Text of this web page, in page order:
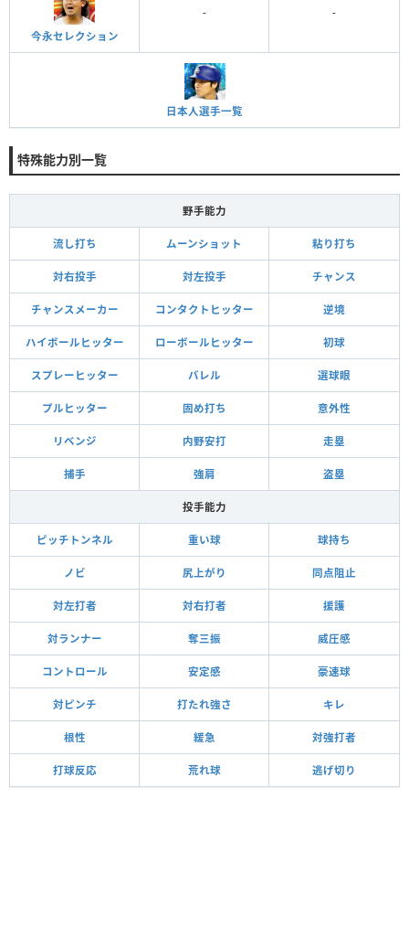
今永セレクション
- -
日本人選手一覧
特殊能力別一覧
野手能力
流し打ち ムーンショット 粘り打ち
対右投手 対左投手 チャンス
チャンスメーカー コンタクトヒッター 逆境
ハイボールヒッター ローボールヒッター 初球
スプレーヒッター バレル 選球眼
プルヒッター 固め打ち 意外性
リベンジ 内野安打 走塁
捕手 強肩 盗塁
投手能力
ピッチトンネル 重い球 球持ち
ノビ 尻上がり 同点阻止
対左打者 対右打者 援護
対ランナー 奪三振 威圧感
コントロール 安定感 豪速球
対ピンチ 打たれ強さ キレ
根性 緩急 対強打者
打球反応 荒れ球 逃げ切り